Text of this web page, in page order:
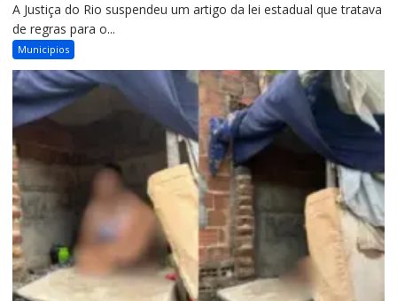
A Justiça do Rio suspendeu um artigo da lei estadual que tratava
de regras para o...
Municipios